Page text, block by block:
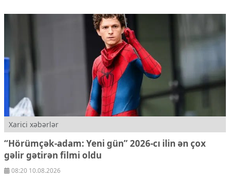
Xarici xəbərlər
“Hörümçək-adam: Yeni gün” 2026-cı ilin ən çox
gəlir gətirən filmi oldu
08:20 10.08.2026